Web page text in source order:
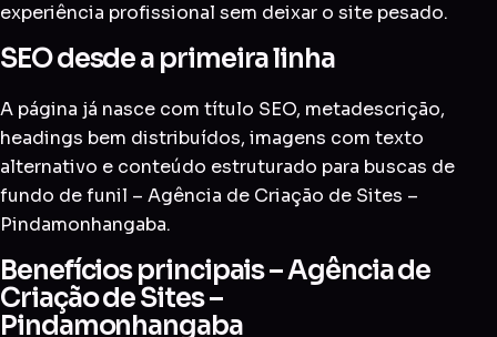
experiência profissional sem deixar o site pesado.
SEO desde a primeira linha
A página já nasce com título SEO, metadescrição,
headings bem distribuídos, imagens com texto
alternativo e conteúdo estruturado para buscas de
fundo de funil – Agência de Criação de Sites –
Pindamonhangaba.
Benefícios principais – Agência de
Criação de Sites –
Pindamonhangaba